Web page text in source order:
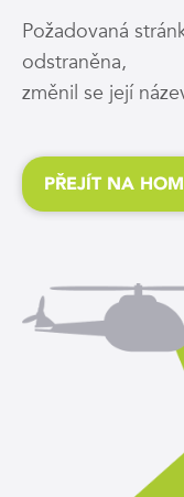
Požadovaná
odstraněna,
změnil se její
PŘEJÍT NA